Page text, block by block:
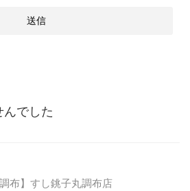
んでした
布】すし銚子丸調布店